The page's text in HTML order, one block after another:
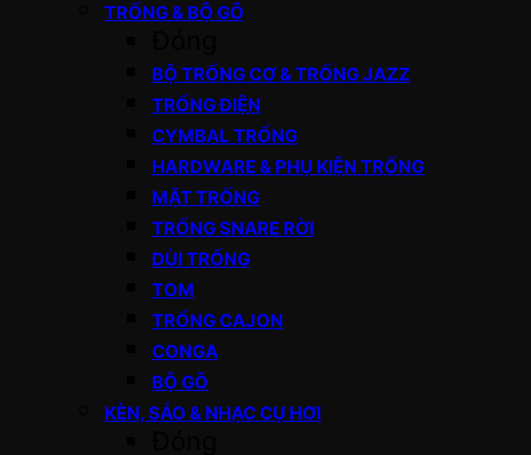
TRỐNG & BỘ GÕ
BỘ TRỐNG CƠ & TRỐNG JAZZ
TRỐNG ĐIỆN
CYMBAL TRỐNG
HARDWARE & PHỤ KIỆN TRỐNG
MẶT TRỐNG
TRỐNG SNARE RỜI
DÙI TRỐNG
TOM
TRỐNG CAJON
CONGA
BỘ GÕ
KÈN, SÁO & NHẠC CỤ HƠI